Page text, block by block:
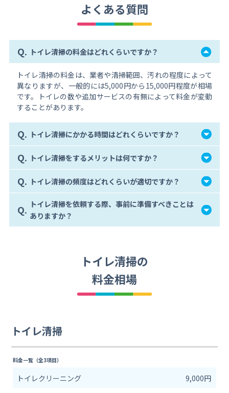
よくある質問
Q. トイレ清掃の料金はどれくらいですか？
トイレ清掃の料金は、業者や清掃範囲、汚れの程度によって
異なりますが、一般的には5,000円から15,000円程度が相場
です。トイレの数や追加サービスの有無によって料金が変動
することがあります。
Q. トイレ清掃にかかる時間はどれくらいですか？
Q. トイレ清掃をするメリットは何ですか？
Q. トイレ清掃の頻度はどれくらいが適切ですか？
Q. トイレ清掃を依頼する際、事前に準備すべきことは
ありますか？
トイレ清掃の
料金相場
トイレ清掃
料金一覧（全3項目）
トイレクリーニング
9,000円